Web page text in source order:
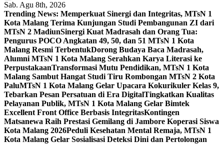
Sab. Agu 8th, 2026
Trending News: Memperkuat Sinergi dan Integritas, MTsN 1
Kota Malang Terima Kunjungan Studi Pembangunan ZI dari
MTsN 2 MadiunSinergi Kuat Madrasah dan Orang Tua:
Pengurus POCO Angkatan 49, 50, dan 51 MTsN 1 Kota
Malang Resmi TerbentukDorong Budaya Baca Madrasah,
Alumni MTsN 1 Kota Malang Serahkan Karya Literasi ke
PerpustakaanTransformasi Mutu Pendidikan, MTsN 1 Kota
Malang Sambut Hangat Studi Tiru Rombongan MTsN 2 Kota
PaluMTsN 1 Kota Malang Gelar Upacara Kokurikuler Kelas 9,
Tebarkan Pesan Persatuan di Era DigitalTingkatkan Kualitas
Pelayanan Publik, MTsN 1 Kota Malang Gelar Bimtek
Excellent Front Office Berbasis IntegritasKontingen
Matsanewa Raih Prestasi Gemilang di Jambore Koperasi Siswa
Kota Malang 2026Peduli Kesehatan Mental Remaja, MTsN 1
Kota Malang Gelar Sosialisasi Deteksi Dini dan Pertolongan